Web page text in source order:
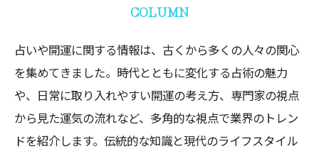
COLUMN
占いや開運に関する情報は、古くから多くの人々の関心
を集めてきました。時代とともに変化する占術の魅力
や、日常に取り入れやすい開運の考え方、専門家の視点
から見た運気の流れなど、多角的な視点で業界のトレン
ドを紹介します。伝統的な知識と現代のライフスタイル